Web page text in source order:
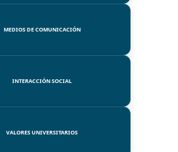
MEDIOS DE COMUNICACIÓN
INTERACCIÓN SOCIAL
VALORES UNIVERSITARIOS